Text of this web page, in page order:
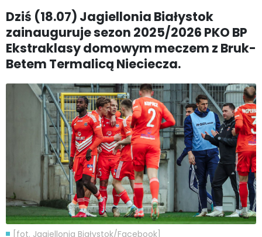
Dziś (18.07) Jagiellonia Białystok
zainauguruje sezon 2025/2026 PKO BP
Ekstraklasy domowym meczem z Bruk-
Betem Termalicą Nieciecza.
[fot. Jagiellonia Białystok/Facebook]